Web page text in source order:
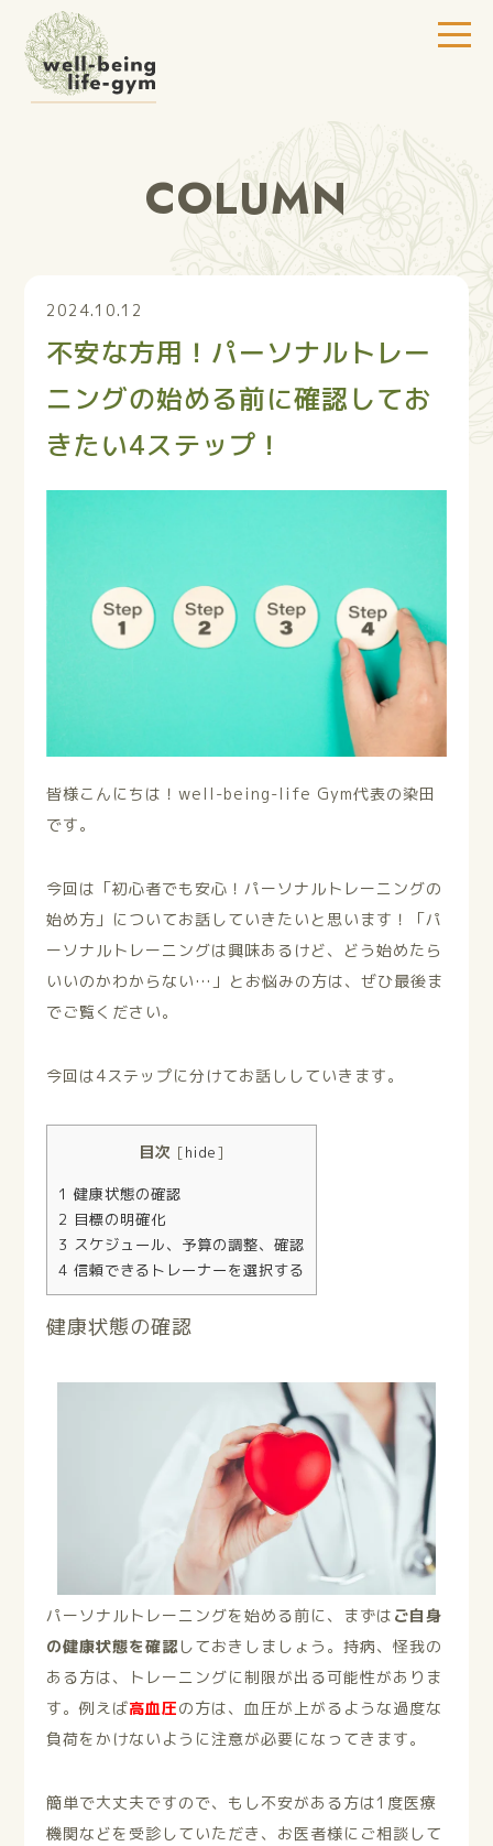
COLUMN
2024.10.12
不安な方用！パーソナルトレー
ニングの始める前に確認してお
きたい4ステップ！
皆様こんにちは！well-being-life Gym代表の染田
です。
今回は「初心者でも安心！パーソナルトレーニングの
始め方」についてお話していきたいと思います！「パ
ーソナルトレーニングは興味あるけど、どう始めたら
いいのかわからない…」とお悩みの方は、ぜひ最後ま
でご覧ください。
今回は4ステップに分けてお話ししていきます。
目次 [hide]
1 健康状態の確認
2 目標の明確化
3 スケジュール、予算の調整、確認
4 信頼できるトレーナーを選択する
健康状態の確認
パーソナルトレーニングを始める前に、まずは ご自身
の健康状態を確認しておきしましょう。持病、怪我の
ある方は、トレーニングに制限が出る可能性がありま
す。例えば高血圧の方は、血圧が上がるような過度な
負荷をかけないように注意が必要になってきます。
簡単で大丈夫ですので、もし不安がある方は1度医療
機関などを受診していただき、お医者様にご相談して